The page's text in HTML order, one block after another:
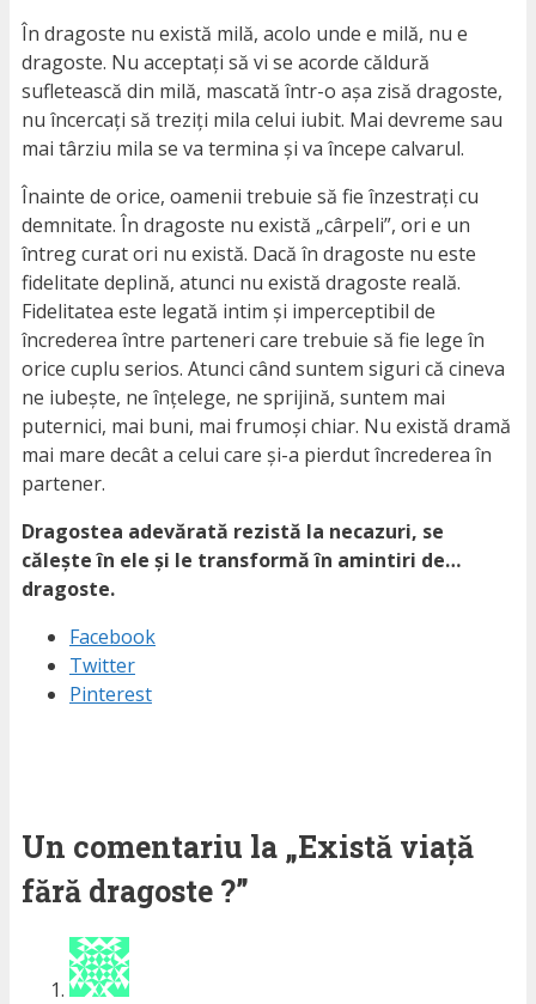
În dragoste nu există milă, acolo unde e milă, nu e
dragoste. Nu acceptați să vi se acorde căldură
sufletească din milă, mascată într-o așa zisă dragoste,
nu încercați să treziți mila celui iubit. Mai devreme sau
mai târziu mila se va termina și va începe calvarul.
Înainte de orice, oamenii trebuie să fie înzestrați cu
demnitate. În dragoste nu există „cârpeli”, ori e un
întreg curat ori nu există. Dacă în dragoste nu este
fidelitate deplină, atunci nu există dragoste reală.
Fidelitatea este legată intim și imperceptibil de
încrederea între parteneri care trebuie să fie lege în
orice cuplu serios. Atunci când suntem siguri că cineva
ne iubește, ne înțelege, ne sprijină, suntem mai
puternici, mai buni, mai frumoși chiar. Nu există dramă
mai mare decât a celui care și-a pierdut încrederea în
partener.
Dragostea adevărată rezistă la necazuri, se
călește în ele și le transformă în amintiri de…
dragoste.
Facebook
Twitter
Pinterest
Un comentariu la „Există viață
fără dragoste ?”